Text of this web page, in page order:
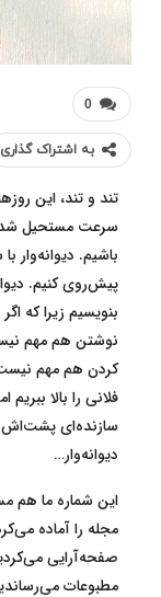
0
به اشتراک گذاری
تند و تند، این
سرعت مستحیل
باشیم. دیوانه‌وار
پیش‌روی کنیم.
بنویسیم زیرا که
نوشتن هم مهم
کردن هم مهم
فلانی را بالا
سازنده‌ای پشت‌اش
دیوانه‌وار…
این شماره ما هم
مجله را آماده
صفحه‌آرایی
مطبوعات